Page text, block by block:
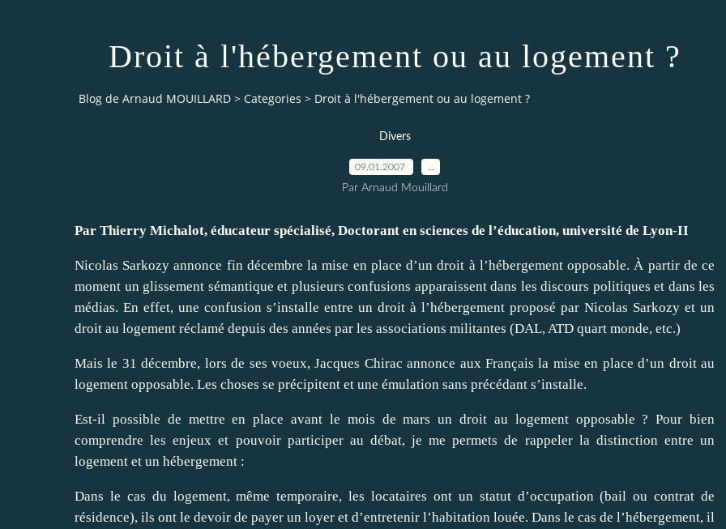
Droit à l'hébergement ou au logement ?
Blog de Arnaud MOUILLARD > Categories > Droit à l'hébergement ou au logement ?
Divers
09.01.2007
Par Arnaud Mouillard
Par Thierry Michalot, éducateur spécialisé, Doctorant en sciences de l’éducation, université de Lyon-II
Nicolas Sarkozy annonce fin décembre la mise en place d’un droit à l’hébergement opposable. À partir de ce
moment un glissement sémantique et plusieurs confusions apparaissent dans les discours politiques et dans les
médias. En effet, une confusion s’installe entre un droit à l’hébergement proposé par Nicolas Sarkozy et un
droit au logement réclamé depuis des années par les associations militantes (DAL, ATD quart monde, etc.)
Mais le 31 décembre, lors de ses voeux, Jacques Chirac annonce aux Français la mise en place d’un droit au
logement opposable. Les choses se précipitent et une émulation sans précédant s’installe.
Est-il possible de mettre en place avant le mois de mars un droit au logement opposable ? Pour bien
comprendre les enjeux et pouvoir participer au débat, je me permets de rappeler la distinction entre un
logement et un hébergement :
Dans le cas du logement, même temporaire, les locataires ont un statut d’occupation (bail ou contrat de
résidence), ils ont le devoir de payer un loyer et d’entretenir l’habitation louée. Dans le cas de l’hébergement, il